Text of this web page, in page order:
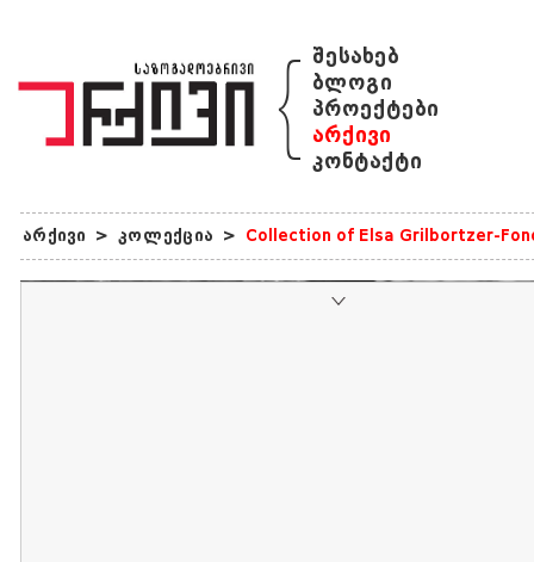
{ შესახებ
ბლოგი
პროექტები
არქივი
კონტაქტი
არქივი > კოლექცია > Collection of Elsa Grilbortzer-